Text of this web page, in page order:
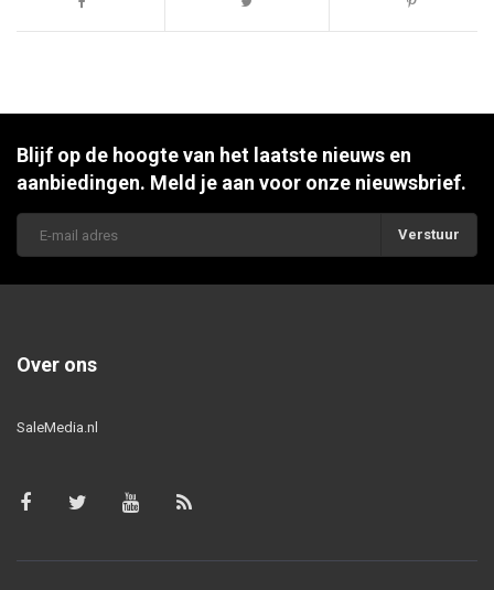
Blijf op de hoogte van het laatste nieuws en
aanbiedingen. Meld je aan voor onze nieuwsbrief.
Verstuur
Over ons
SaleMedia.nl